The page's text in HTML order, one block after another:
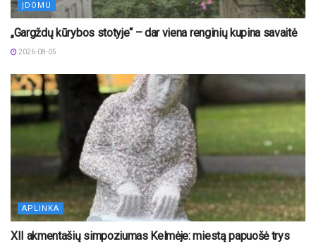
ĮDOMU
„Gargždų kūrybos stotyje“ – dar viena renginių kupina savaitė
2026-08-05
APLINKA
XII akmentašių simpoziumas Kelmėje: miestą papuošė trys